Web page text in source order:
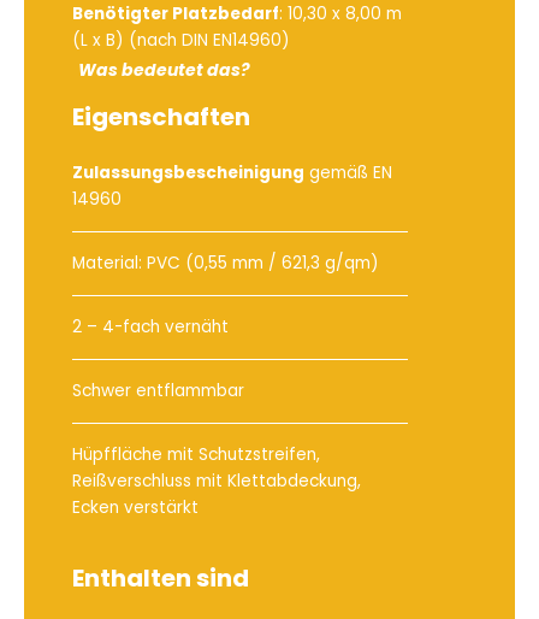
Benötigter Platzbedarf: 10,30 x 8,00 m
(L x B) (nach DIN EN14960)
Was bedeutet das?
Eigenschaften
Zulassungsbescheinigung gemäß EN
14960
Material: PVC (0,55 mm / 621,3 g/qm)
2 – 4-fach vernäht
Schwer entflammbar
Hüpffläche mit Schutzstreifen,
Reißverschluss mit Klettabdeckung,
Ecken verstärkt
Enthalten sind